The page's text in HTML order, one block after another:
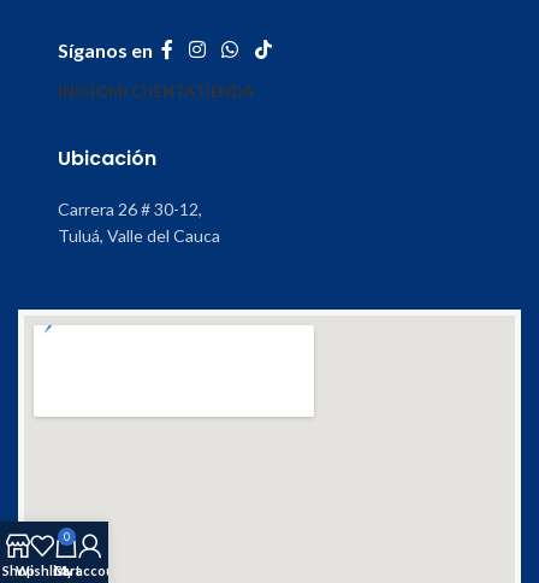
Síganos en
INICIOMI CUENTATIENDA
Ubicación
Carrera 26 # 30-12,
Tuluá, Valle del Cauca
ShopWishlist
0
Cart
My account